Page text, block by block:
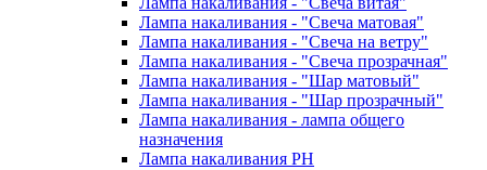
Лампа накаливания - "Свеча матовая"
Лампа накаливания - "Свеча на ветру"
Лампа накаливания - "Свеча прозрачная"
Лампа накаливания - "Шар матовый"
Лампа накаливания - "Шар прозрачный"
Лампа накаливания - лампа общего
назначения
Лампа накаливания РН